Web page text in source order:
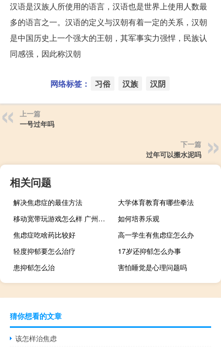
汉语是汉族人所使用的语言，汉语也是世界上使用人数最
多的语言之一。汉语的定义与汉朝有着一定的关系，汉朝
是中国历史上一个强大的王朝，其军事实力强悍，民族认
同感强，因此称汉朝
网络标签： 习俗 汉族 汉阴
上一篇
一号过年吗
下一篇
过年可以搬水泥吗
相关问题
解决焦虑症的最佳方法
大学体育教育有哪些拳法
移动宽带玩游戏怎么样 广州移动宽带怎么样
如何培养乐观
焦虑症吃啥药比较好
高一学生有焦虑症怎么办
轻度抑郁要怎么治疗
17岁还抑郁怎么办事
患抑郁怎么治
害怕睡觉是心理问题吗
猜你想看的文章
该怎样治焦虑